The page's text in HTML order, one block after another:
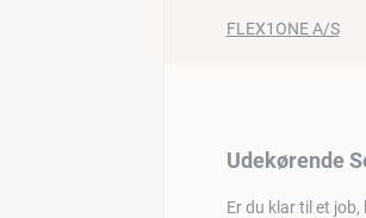
FLEX1ONE A/S
Udekørende
Er du klar til et